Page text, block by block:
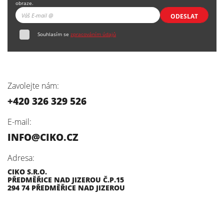
obraze.
ODESLAT
Souhlasím se zpracováním údajů
Zavolejte nám:
+420 326 329 526
E-mail:
INFO@CIKO.CZ
Adresa:
CIKO S.R.O.
PŘEDMĚŘICE NAD JIZEROU Č.P.15
294 74 PŘEDMĚŘICE NAD JIZEROU